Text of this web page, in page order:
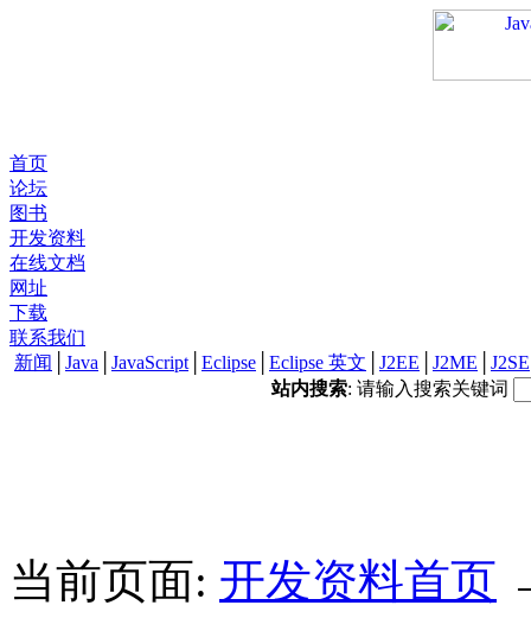
首页
论坛
图书
开发资料
在线文档
网址
下载
联系我们
新闻
Java JavaScript Eclipse Eclipse 英文 J2EE J2ME J2SE
站内搜索: 请输入搜索关键词
当前页面: 开发资料首页